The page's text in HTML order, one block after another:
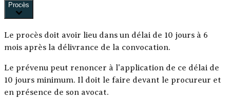
Procès
Le procès doit avoir lieu dans un délai de 10 jours à 6
mois après la délivrance de la convocation.
Le prévenu peut renoncer à l'application de ce délai de
10 jours minimum. Il doit le faire devant le procureur et
en présence de son avocat.